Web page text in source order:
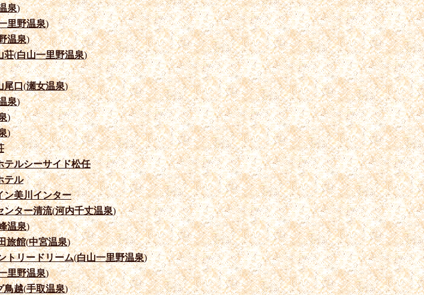
泉)
里野温泉)
温泉)
荘(白山一里野温泉)
尾口(瀬女温泉)
泉)
)
)
テルシーサイド松任
テル
ン美川インター
ンター清流(河内千丈温泉)
温泉)
旅館(中宮温泉)
トリードリーム(白山一里野温泉)
里野温泉)
鳥越(手取温泉)